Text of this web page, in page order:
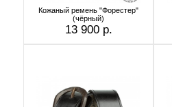
Кожаный ремень "Форестер"
(чёрный)
13 900 р.